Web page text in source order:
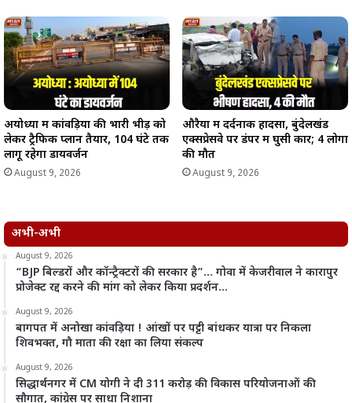
अयोध्या में कांवड़ियों की भारी भीड़ को
लेकर ट्रैफिक प्लान तैयार, 104 घंटे तक
लागू रहेगा डायवर्जन
August 9, 2026
औरैया में दर्दनाक हादसा, बुंदेलखंड
एक्सप्रेसवे पर डंपर में घुसी कार; 4 लोगों
की मौत
August 9, 2026
अभी-अभी
August 9, 2026
“BJP बिल्डरों और कॉन्ट्रैक्टरों की सरकार है”… गोवा में केजरीवाल ने कारापुर
प्रोजेक्ट रद्द करने की मांग को लेकर किया प्रदर्शन…
August 9, 2026
बागपत में अनोखा कांवड़िया ! आंखों पर पट्टी बांधकर यात्रा पर निकला
शिवभक्त, गौ माता की रक्षा का लिया संकल्प
August 9, 2026
सिद्धार्थनगर में CM योगी ने दी 311 करोड़ की विकास परियोजनाओं की
सौगात, कांग्रेस पर साधा निशाना